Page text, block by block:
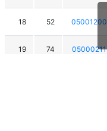
18 52 05001200
19 74 05000211